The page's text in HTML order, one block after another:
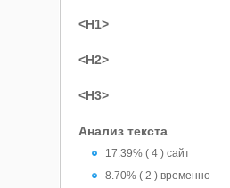
<H1>
<H2>
<H3>
Анализ текста
17.39% ( 4 ) сайт
8.70% ( 2 ) временно